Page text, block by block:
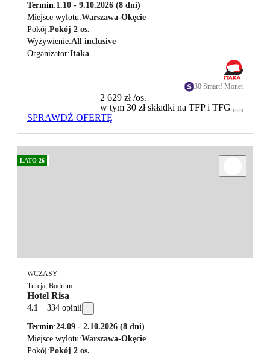
Termin 1.10 - 9.10.2026 (8 dni)
Miejsce wylotu Warszawa-Okęcie
Pokój Pokój 2 os.
Wyżywienie All inclusive
Organizator Itaka
30 Smart! Monet
2 629 zł/os.
w tym 30 zł składki na TFP i TFG
SPRAWDŹ OFERTĘ
LATO 26
WCZASY
Turcja, Bodrum
Hotel Risa
4.1 334 opinii
Termin 24.09 - 2.10.2026 (8 dni)
Miejsce wylotu Warszawa-Okęcie
Pokój Pokój 2 os.